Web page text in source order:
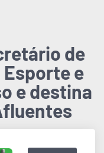
de
Esporte e
e destina